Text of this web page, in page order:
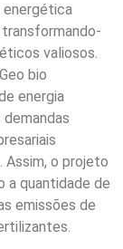
energética
valiosos.
bio
energia
o projeto
a quantidade de
emissões de